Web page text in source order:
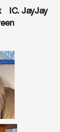
IC. JayJay